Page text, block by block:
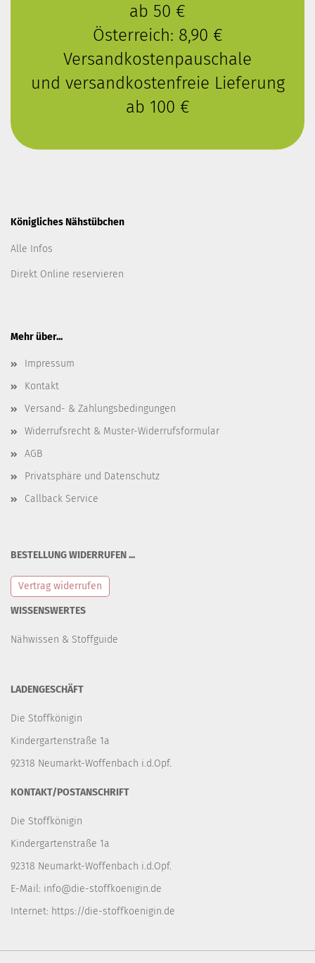
ab 50 €
Österreich: 8,90 €
Versandkostenpauschale
und versandkostenfreie Lieferung
ab 100 €
Königliches Nähstübchen
Alle Infos
Direkt Online reservieren
Mehr über...
Impressum
Kontakt
Versand- & Zahlungsbedingungen
Widerrufsrecht & Muster-Widerrufsformular
AGB
Privatsphäre und Datenschutz
Callback Service
BESTELLUNG WIDERRUFEN ...
Vertrag widerrufen
WISSENSWERTES
Nähwissen & Stoffguide
LADENGESCHÄFT
Die Stoffkönigin
Kindergartenstraße 1a
92318 Neumarkt-Woffenbach i.d.Opf.
KONTAKT/POSTANSCHRIFT
Die Stoffkönigin
Kindergartenstraße 1a
92318 Neumarkt-Woffenbach i.d.Opf.
E-Mail: info@die-stoffkoenigin.de
Internet: https://die-stoffkoenigin.de